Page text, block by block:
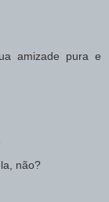
amizade pura e
não?